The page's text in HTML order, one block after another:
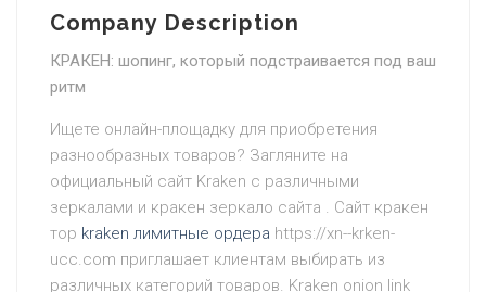
Company Description
КРАКЕН: шопинг, который подстраивается под ваш
ритм
Ищете онлайн-площадку для приобретения
разнообразных товаров? Загляните на
официальный сайт Kraken с различными
зеркалами и кракен зеркало сайта . Сайт кракен
тор kraken лимитные ордера https://xn--krken-
ucc.com приглашает клиентам выбирать из
различных категорий товаров. Kraken onion link